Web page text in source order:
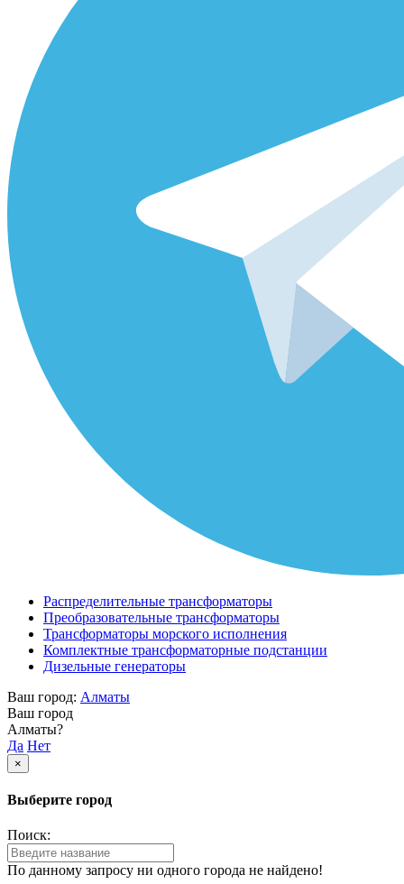
Распределительные трансформаторы
Преобразовательные трансформаторы
Трансформаторы морского исполнения
Комплектные трансформаторные подстанции
Дизельные генераторы
Ваш город: Алматы
Ваш город
Алматы?
Да Нет
×
Выберите город
Поиск:
По данному запросу ни одного города не найдено!